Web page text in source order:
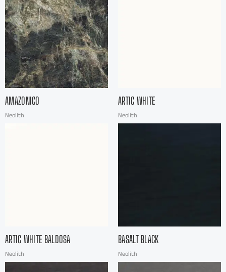
AMAZONICO
Neolith
ARTIC WHITE
Neolith
ARTIC WHITE BALDOSA
Neolith
BASALT BLACK
Neolith